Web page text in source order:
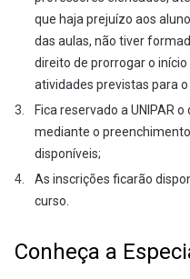
Organizacional
Governança
Inovação
Artificial e Chat GPT
Introdução as
Legislação
de Crédito
Dulce Alves da Silva
Elisia Aparecida dos
Elizandra
Jailson de Oliveira
que haja prejuízo aos
das aulas, não tiver
direito de prorrogar o
atividades previstas para
Fica reservado a UNIPAR
mediante o
disponíveis;
As inscrições ficarão
curso.
Conheça a